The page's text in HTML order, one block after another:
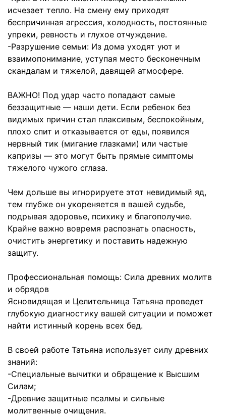
исчезает тепло. На смену ему приходят
беспричинная агрессия, холодность, постоянные
упреки, ревность и глухое отчуждение.
-Разрушение семьи: Из дома уходят уют и
взаимопонимание, уступая место бесконечным
скандалам и тяжелой, давящей атмосфере.
ВАЖНО! Под удар часто попадают самые
беззащитные — наши дети. Если ребенок без
видимых причин стал плаксивым, беспокойным,
плохо спит и отказывается от еды, появился
нервный тик (мигание глазками) или частые
капризы — это могут быть прямые симптомы
тяжелого чужого сглаза.
Чем дольше вы игнорируете этот невидимый яд,
тем глубже он укореняется в вашей судьбе,
подрывая здоровье, психику и благополучие.
Крайне важно вовремя распознать опасность,
очистить энергетику и поставить надежную
защиту.
Профессиональная помощь: Сила древних молитв
и обрядов
Ясновидящая и Целительница Татьяна проведет
глубокую диагностику вашей ситуации и поможет
найти истинный корень всех бед.
В своей работе Татьяна использует силу древних
знаний:
-Специальные вычитки и обращение к Высшим
Силам;
-Древние защитные псалмы и сильные
молитвенные очищения.